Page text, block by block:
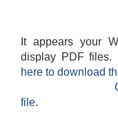
It appears your
display PDF files.
here to download
file.